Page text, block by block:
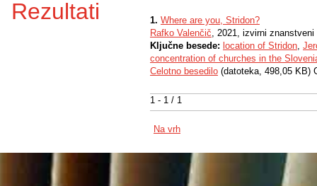
Rezultati
1 - 1 / 1
1. Where are you, Stridon?
Rafko Valenčič, 2021, izvirni znanstveni
Ključne besede: location of Stridon,
concentration of churches in the
Celotno besedilo (datoteka, 498,05 KB)
Na vrh